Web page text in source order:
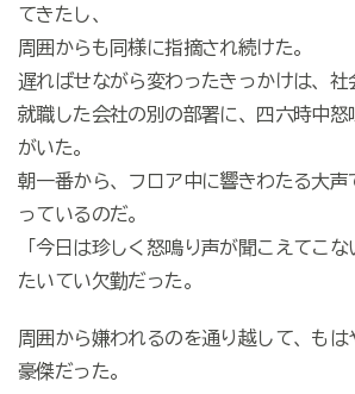
てきたし、
周囲からも同様に指摘され続けた。
遅ればせながら変わったきっかけは、社
就職した会社の別の部署に、四六時中怒
がいた。
朝一番から、フロア中に響きわたる大声
っているのだ。
「今日は珍しく怒鳴り声が聞こえてこな
たいてい欠勤だった。
周囲から嫌われるのを通り越して、も
豪傑だった。